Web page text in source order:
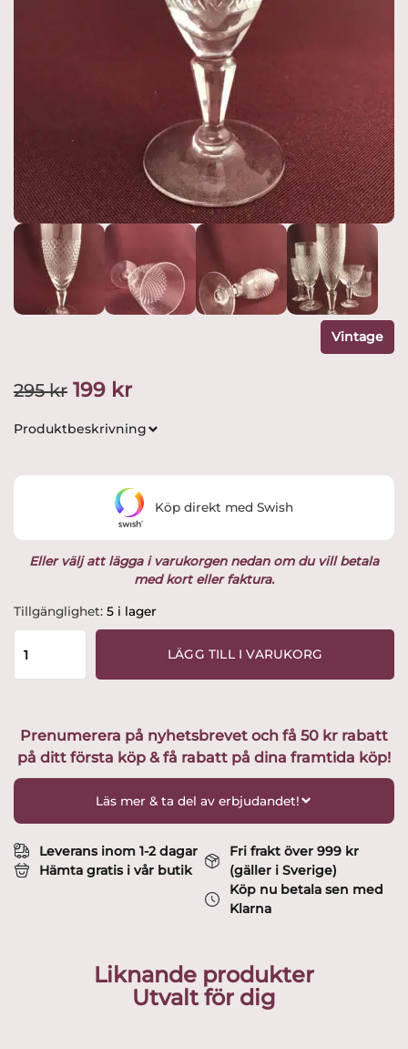
Vintage
295kr Det
ursprungliga
295 kr.
199 krDet
nuvarande
är:
199 kr.
Produktbeskrivning
Eller välj att lägga i varukorgen nedan om du vill betala
med kort eller faktura.
Tillgänglighet: 5 i lager
Kosta
Boda
starkvins
design
Fritz
Kallenberg
LÄGG TILL I VARUKORG
Köp direkt med Swish
Prenumerera på nyhetsbrevet och få 50 kr rabatt
på ditt första köp & få rabatt på dina framtida köp!
Läs mer & ta del av erbjudandet!
Leverans inom 1-2 dagar
Hämta gratis i vår butik
Fri frakt över 999 kr
(gäller i Sverige)
Köp nu betala sen med
Klarna
Liknande produkter
Utvalt för dig